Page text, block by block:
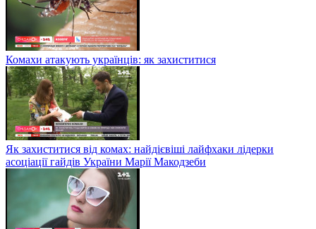
Комахи атакують українців: як захиститися
Як захиститися від комах: найдієвіші лайфхаки лідерки
асоціації гайдів України Марії Макодзеби